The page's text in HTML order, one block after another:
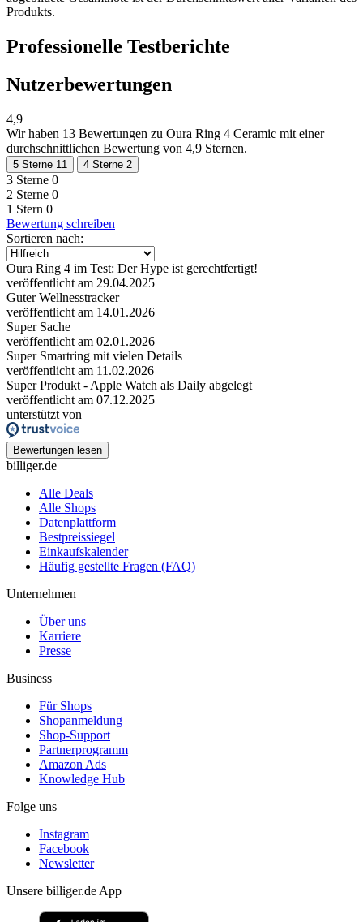
Produkts.
Professionelle Testberichte
Nutzerbewertungen
4,9
Wir haben 13 Bewertungen zu Oura Ring 4 Ceramic mit einer
durchschnittlichen Bewertung von 4,9 Sternen.
5 Sterne 11 4 Sterne 2
3 Sterne 0
2 Sterne 0
1 Stern 0
Bewertung schreiben
Sortieren nach:
Oura Ring 4 im Test: Der Hype ist gerechtfertigt!
veröffentlicht am 29.04.2025
Guter Wellnesstracker
veröffentlicht am 14.01.2026
Super Sache
veröffentlicht am 02.01.2026
Super Smartring mit vielen Details
veröffentlicht am 11.02.2026
Super Produkt - Apple Watch als Daily abgelegt
veröffentlicht am 07.12.2025
unterstützt von
Bewertungen lesen
billiger.de
Alle Deals
Alle Shops
Datenplattform
Bestpreissiegel
Einkaufskalender
Häufig gestellte Fragen (FAQ)
Unternehmen
Über uns
Karriere
Presse
Business
Für Shops
Shopanmeldung
Shop-Support
Partnerprogramm
Amazon Ads
Knowledge Hub
Folge uns
Instagram
Facebook
Newsletter
Unsere billiger.de App